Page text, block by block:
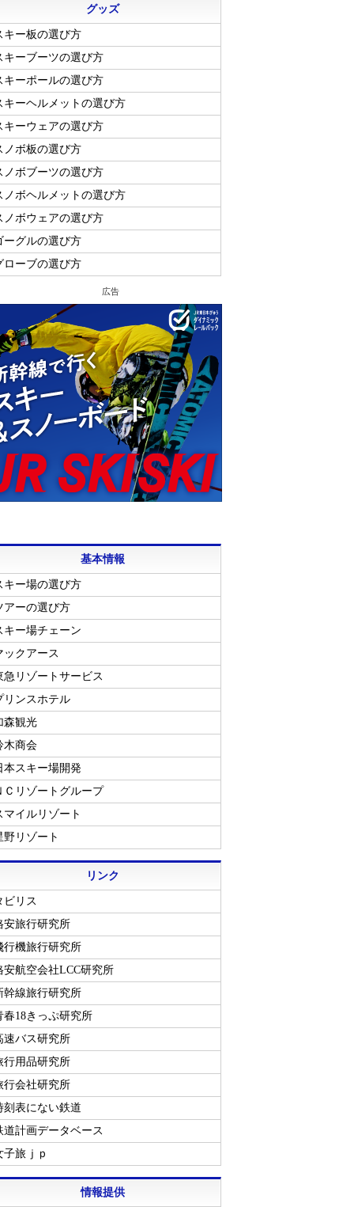
グッズ
キー板の選び方
キーブーツの選び方
キーポールの選び方
キーヘルメットの選び方
キーウェアの選び方
ノボ板の選び方
ノボブーツの選び方
ノボヘルメットの選び方
ノボウェアの選び方
ーグルの選び方
ローブの選び方
広告
基本情報
キー場の選び方
アーの選び方
キー場チェーン
ックアース
急リゾートサービス
リンスホテル
森観光
木商会
本スキー場開発
Ｃリゾートグループ
マイルリゾート
野リゾート
リンク
ビリス
安旅行研究所
行機旅行研究所
安航空会社LCC研究所
幹線旅行研究所
春18きっぷ研究所
速バス研究所
行用品研究所
行会社研究所
刻表にない鉄道
道計画データベース
子旅ｊｐ
情報提供